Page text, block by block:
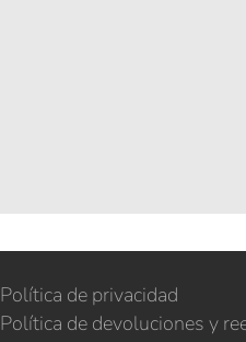
Política de privacidad
Política de devoluciones y